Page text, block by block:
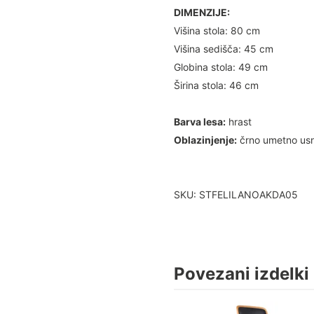
DIMENZIJE:
Višina stola: 80 cm
Višina sedišča: 45 cm
Globina stola: 49 cm
Širina stola: 46 cm
Barva lesa: hrast
Oblazinjenje: črno umetno
SKU: STFELILANOAKDA05
Povezani izdelki